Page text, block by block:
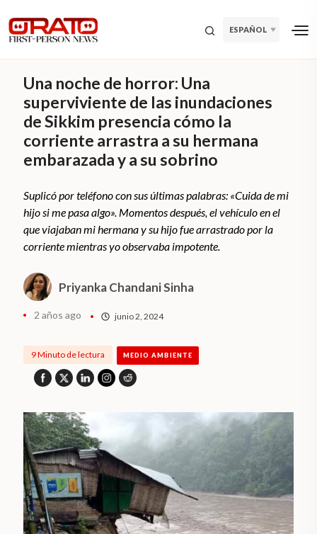
ESPAÑOL
Una noche de horror: Una
superviviente de las inundaciones
de Sikkim presencia cómo la
corriente arrastra a su hermana
embarazada y a su sobrino
Suplicó por teléfono con sus últimas palabras: «Cuida de mi
hijo si me pasa algo». Momentos después, el vehículo en el
que viajaban mi hermana y su hijo fue arrastrado por la
corriente mientras yo observaba impotente.
Priyanka Chandani Sinha
2 años ago junio 2, 2024
9 Minuto de lectura MEDIO AMBIENTE